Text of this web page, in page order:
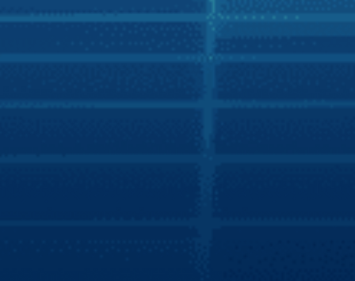
nghiệm tiện ích thông minh trên xe hơi cho người Việt